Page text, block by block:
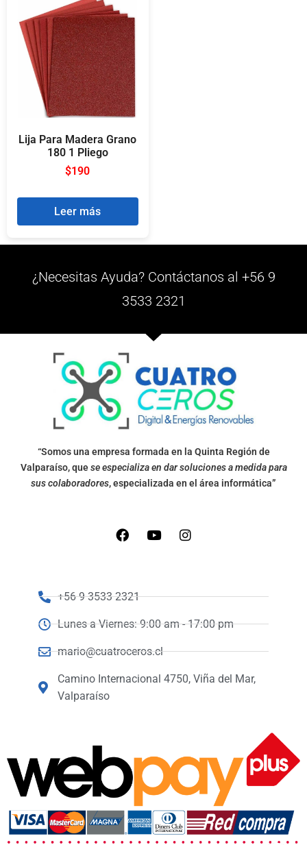
Lija Para Madera Grano
180 1 Pliego
$190
Leer más
¿Necesitas Ayuda? Contáctanos al +56 9
3533 2321
“Somos una empresa formada en la Quinta Región de
Valparaíso, quese especializa en dar soluciones a medida para
sus colaboradores, especializada en el área informática”
+56 9 3533 2321
Lunes a Viernes: 9:00 am - 17:00 pm
mario@cuatroceros.cl
Camino Internacional 4750, Viña del Mar,
Valparaíso